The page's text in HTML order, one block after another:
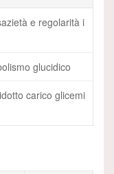
e regolarità i
glucidico
carico glicemi